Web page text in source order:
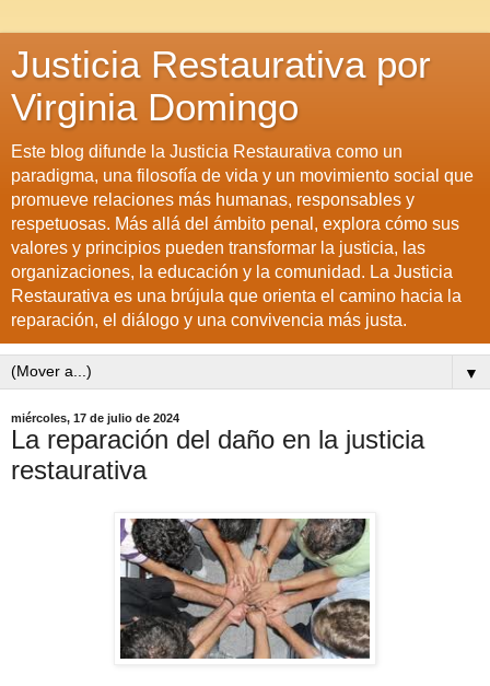
Justicia Restaurativa por
Virginia Domingo
Este blog difunde la Justicia Restaurativa como un
paradigma, una filosofía de vida y un movimiento social que
promueve relaciones más humanas, responsables y
respetuosas. Más allá del ámbito penal, explora cómo sus
valores y principios pueden transformar la justicia, las
organizaciones, la educación y la comunidad. La Justicia
Restaurativa es una brújula que orienta el camino hacia la
reparación, el diálogo y una convivencia más justa.
▼
miércoles, 17 de julio de 2024
La reparación del daño en la justicia
restaurativa